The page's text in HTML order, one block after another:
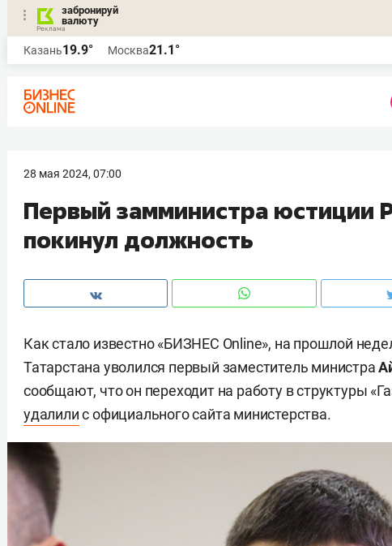
забронируй
валюту
Казань19.9° Москва21.1°
28 мая 2024, 07:00
Первый замминистра юстиции
покинул должность
Как стало известно «БИЗНЕС Online», на прошлой
Татарстана уволился первый заместитель министра
сообщают, что он переходит на работу в структуры
удалилис официального сайта министерства.